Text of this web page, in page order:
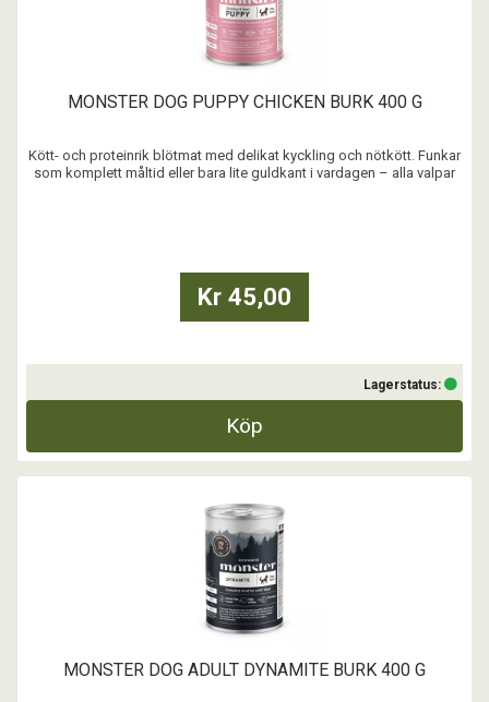
MONSTER DOG PUPPY CHICKEN BURK 400 G
Kött- och proteinrik blötmat med delikat kyckling och nötkött. Funkar
som komplett måltid eller bara lite guldkant i vardagen – alla valpar
Kr 45,00
Lagerstatus:
Köp
MONSTER DOG ADULT DYNAMITE BURK 400 G